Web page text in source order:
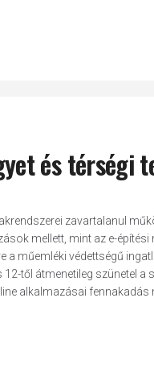
és térségi
zavartalanul
mellett, mint az e-
a műemléki védettségű
től átmenetileg szünetel
alkalmazásai fennakadás